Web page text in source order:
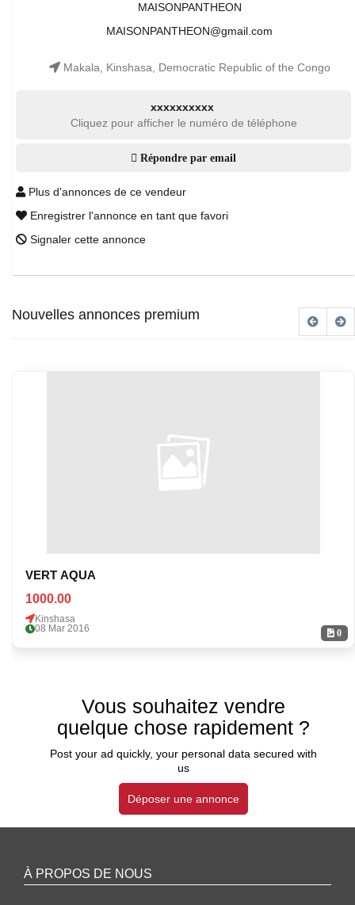
MAISONPANTHEON
MAISONPANTHEON@gmail.com
Makala, Kinshasa, Democratic Republic of the Congo
xxxxxxxxxx
Cliquez pour afficher le numéro de téléphone
Répondre par email
Plus d'annonces de ce vendeur
Enregistrer l'annonce en tant que favori
Signaler cette annonce
Nouvelles annonces premium
0
VERT AQUA
1000.00
Kinshasa
08 Mar 2016
Vous souhaitez vendre
quelque chose rapidement ?
Post your ad quickly, your personal data secured with
us
Déposer une annonce
À PROPOS DE NOUS